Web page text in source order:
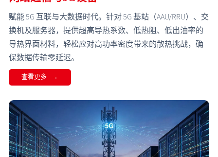
赋能 5G 互联与大数据时代。针对 5G 基站（AAU/RRU）、交
换机及服务器，提供超高导热系数、低热阻、低出油率的
导热界面材料，轻松应对高功率密度带来的散热挑战，确
保数据传输零延迟。
查看更多